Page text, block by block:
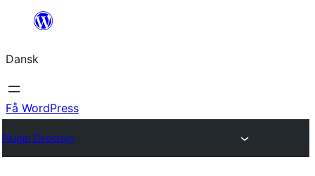
Spring
indhold
Dansk
Få WordPress
Plugin Directory